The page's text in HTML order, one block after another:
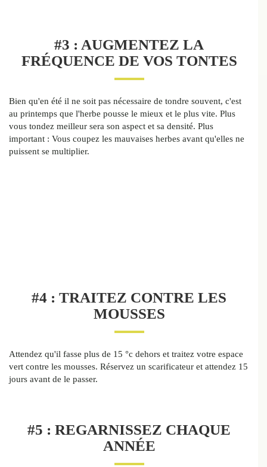
#3 : AUGMENTEZ LA
FRÉQUENCE DE VOS TONTES
Bien qu'en été il ne soit pas nécessaire de tondre souvent, c'est
au printemps que l'herbe pousse le mieux et le plus vite. Plus
vous tondez meilleur sera son aspect et sa densité. Plus
important : Vous coupez les mauvaises herbes avant qu'elles ne
puissent se multiplier.
#4 : TRAITEZ CONTRE LES
MOUSSES
Attendez qu'il fasse plus de 15 °c dehors et traitez votre espace
vert contre les mousses. Réservez un scarificateur et attendez 15
jours avant de le passer.
#5 : REGARNISSEZ CHAQUE
ANNÉE